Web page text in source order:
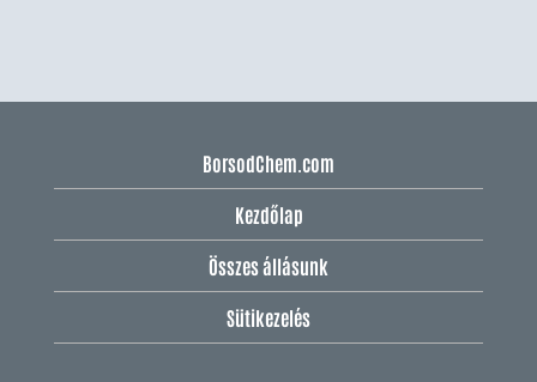
BorsodChem.com
Kezdőlap
Összes állásunk
Sütikezelés